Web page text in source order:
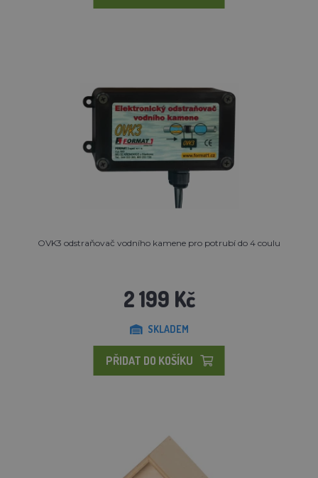
OVK3 odstraňovač vodního kamene pro potrubí do 4 coulu
2 199 Kč
SKLADEM
PŘIDAT DO KOŠÍKU